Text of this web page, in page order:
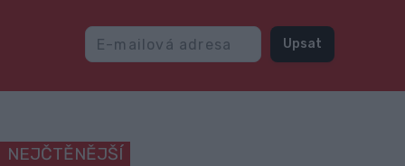
Upsat
NEJČTĚNĚJŠÍ